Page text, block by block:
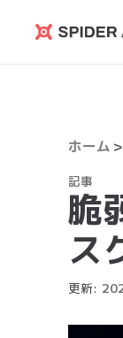
Spider
ホーム
記事
脆
ス
更新: